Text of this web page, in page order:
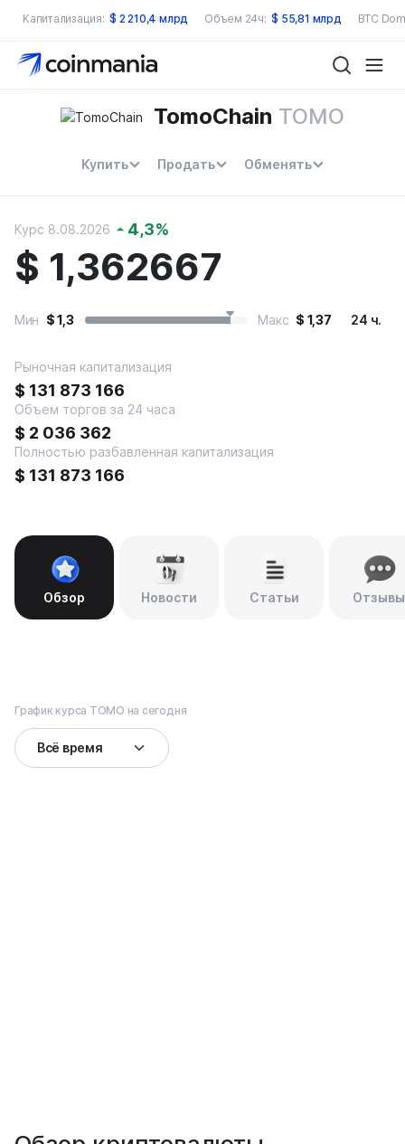
Капитализация: $ 2 210,4 млрд Объем 24ч: $ 55,81 млрд BTC
TomoChain TOMO
Купить Продать Обменять
Курс 8.08.2026 4,3%
$ 1,362667
Мин $1,3 Макс $ 1,37 24 ч.
Рыночная капитализация
$ 131 873 166
Объем торгов за 24 часа
$ 2 036 362
Полностью разбавленная капитализация
$ 131 873 166
Обзор Новости Статьи Отзывы
График курса TOMO на сегодня